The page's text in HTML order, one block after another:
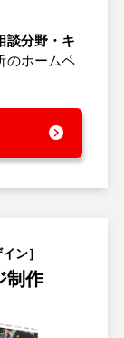
談分野・キ
のホームペ
ン］
制作